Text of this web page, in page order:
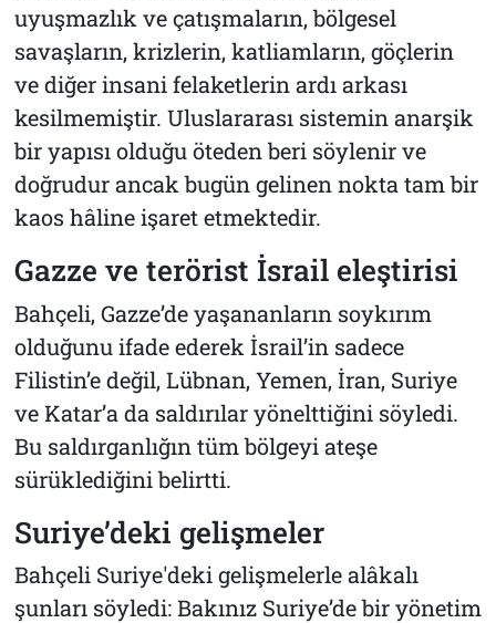
uyuşmazlık ve çatışmaların, bölgesel
savaşların, krizlerin, katliamların, göçlerin
ve diğer insani felaketlerin ardı arkası
kesilmemiştir. Uluslararası sistemin anarşik
bir yapısı olduğu öteden beri söylenir ve
doğrudur ancak bugün gelinen nokta tam bir
kaos hâline işaret etmektedir.
Gazze ve terörist İsrail eleştirisi
Bahçeli, Gazze’de yaşananların soykırım
olduğunu ifade ederek İsrail’in sadece
Filistin’e değil, Lübnan, Yemen, İran, Suriye
ve Katar’a da saldırılar yönelttiğini söyledi.
Bu saldırganlığın tüm bölgeyi ateşe
sürüklediğini belirtti.
Suriye’deki gelişmeler
Bahçeli Suriye'deki gelişmelerle alâkalı
şunları söyledi: Bakınız Suriye’de bir yönetim